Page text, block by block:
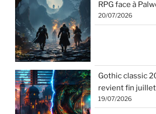
RPG face à
20/07/2026
Gothic classic
revient fin juillet
19/07/2026